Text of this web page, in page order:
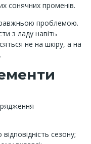
сонячних променів.
проблемою.
з ладу навіть
не на шкіру, а на
сезону;